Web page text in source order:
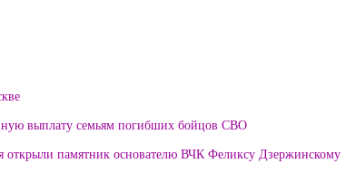
выплату семьям погибших бойцов СВО
открыли памятник основателю ВЧК Феликсу Дзержинскому